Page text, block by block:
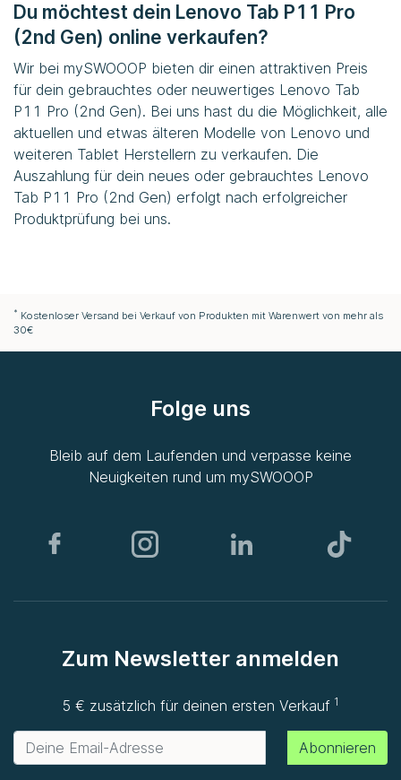
Du möchtest dein Lenovo Tab P11 Pro
(2nd Gen) online verkaufen?
Wir bei mySWOOOP bieten dir einen attraktiven Preis
für dein gebrauchtes oder neuwertiges Lenovo Tab
P11 Pro (2nd Gen). Bei uns hast du die Möglichkeit, alle
aktuellen und etwas älteren Modelle von Lenovo und
weiteren Tablet Herstellern zu verkaufen. Die
Auszahlung für dein neues oder gebrauchtes Lenovo
Tab P11 Pro (2nd Gen) erfolgt nach erfolgreicher
Produktprüfung bei uns.
* Kostenloser Versand bei Verkauf von Produkten mit Warenwert von mehr als
30€
Folge uns
Bleib auf dem Laufenden und verpasse keine
Neuigkeiten rund um mySWOOOP
Zum Newsletter anmelden
5 € zusätzlich für deinen ersten Verkauf1
Abonnieren